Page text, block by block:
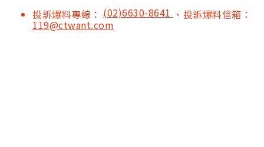
投訴爆料專線： (02)6630-8641 、投訴爆料信箱：
119@ctwant.com